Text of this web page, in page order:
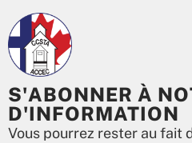
S'ABONNER À
D'INFORMATION
Vous pourrez rester au fait